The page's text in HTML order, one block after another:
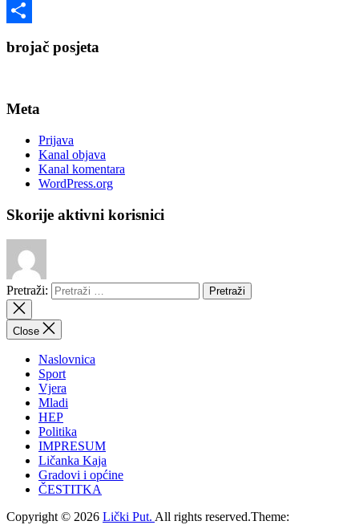
Twitter
brojač posjeta
Meta
Prijava
Kanal objava
Kanal komentara
WordPress.org
Skorije aktivni korisnici
Pretraži:
Close
Naslovnica
Sport
Vjera
Mladi
HEP
Politika
IMPRESUM
Ličanka Kaja
Gradovi i općine
ČESTITKA
Copyright © 2026 Lički Put. All rights reserved.Theme: